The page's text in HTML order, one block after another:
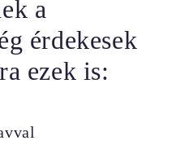
a
érdekesek
ezek is: